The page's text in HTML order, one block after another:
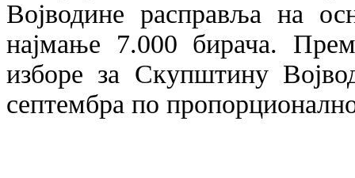
Војводине расправља на
најмање 7.000 бирача.
изборе за Скупштину
септембра по